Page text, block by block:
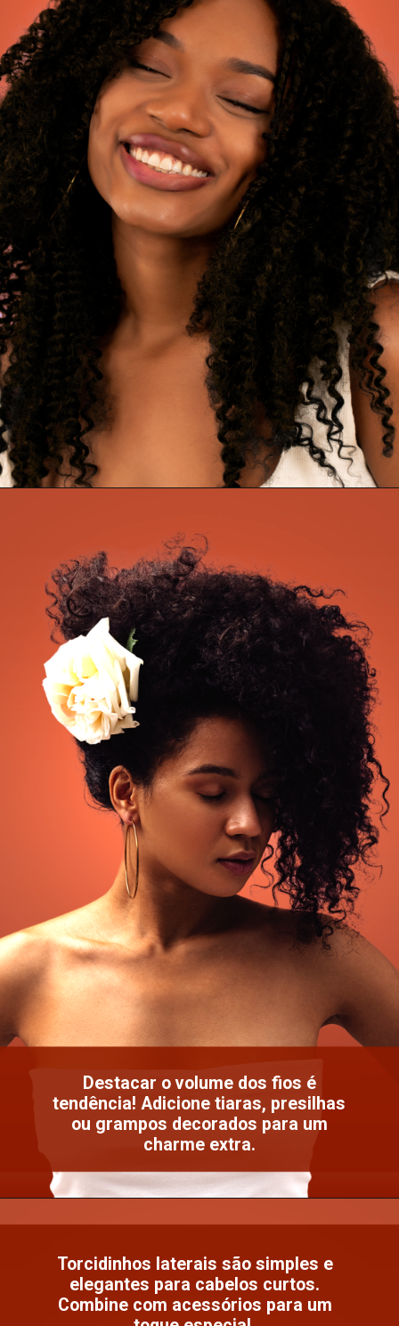
Destacar o volume dos fios é
tendência! Adicione tiaras, presilhas
ou grampos decorados para um
charme extra.
Torcidinhos laterais são simples e
elegantes para cabelos curtos.
Combine com acessórios para um